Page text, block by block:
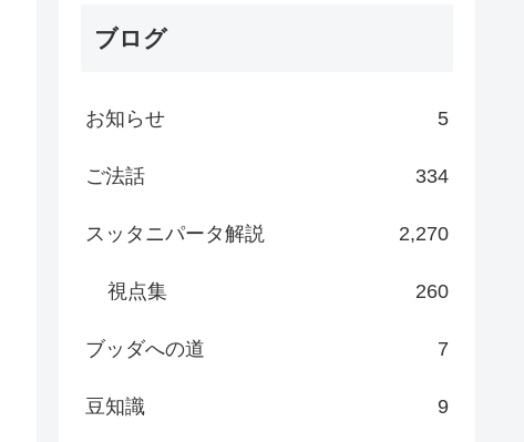
ブログ
お知らせ 5
ご法話 334
スッタニパータ解説 2,270
視点集 260
ブッダへの道 7
豆知識 9